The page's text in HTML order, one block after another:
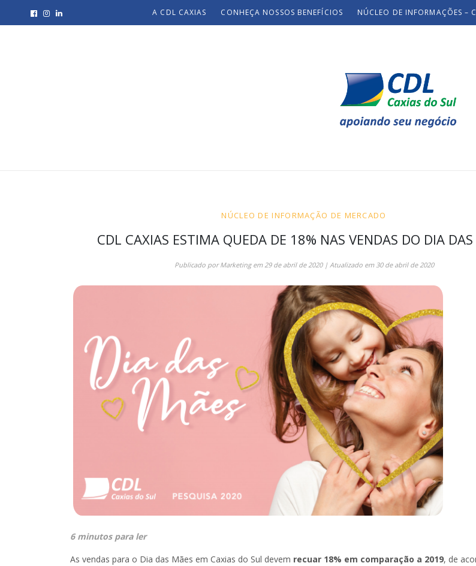
A CDL CAXIAS CONHEÇA NOSSOS BENEFÍCIOS NÚCLEO DE INFORMAÇÕES –
NÚCLEO DE INFORMAÇÃO DE MERCADO
CDL CAXIAS ESTIMA QUEDA DE 18% NAS VENDAS DO DIA
Publicado porMarketingem 29 de abril de 2020| Atualizado em 30 de abril de 2020
6 minutos para ler
As vendas para o Dia das Mães em Caxias do Sul devem recuar 18% em comparação a 2019, de